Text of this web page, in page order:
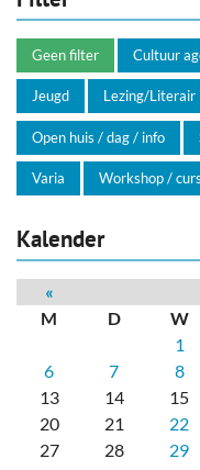
Geen filter Cultuur
Jeugd Lezing/Literair
Open huis / dag / info
Varia Workshop /
Kalender
«
M
D W
1
6
7 8
13
14 15
20
21 22
27
28 29